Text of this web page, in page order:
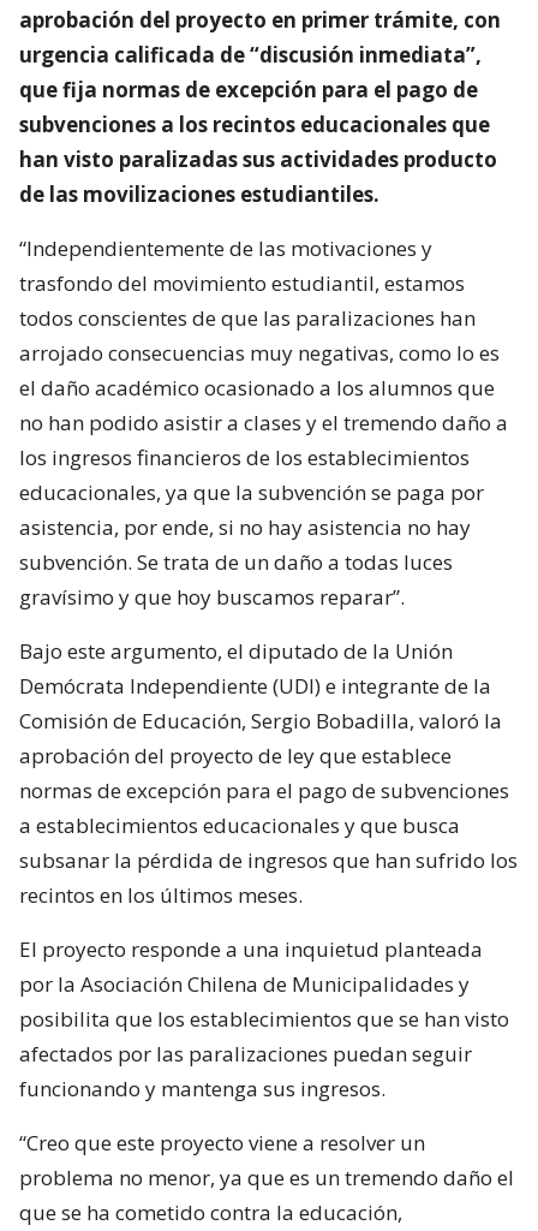
aprobación del proyecto en primer trámite, con
urgencia calificada de “discusión inmediata”,
que fija normas de excepción para el pago de
subvenciones a los recintos educacionales que
han visto paralizadas sus actividades producto
de las movilizaciones estudiantiles.
“Independientemente de las motivaciones y
trasfondo del movimiento estudiantil, estamos
todos conscientes de que las paralizaciones han
arrojado consecuencias muy negativas, como lo es
el daño académico ocasionado a los alumnos que
no han podido asistir a clases y el tremendo daño a
los ingresos financieros de los establecimientos
educacionales, ya que la subvención se paga por
asistencia, por ende, si no hay asistencia no hay
subvención. Se trata de un daño a todas luces
gravísimo y que hoy buscamos reparar”.
Bajo este argumento, el diputado de la Unión
Demócrata Independiente (UDI) e integrante de la
Comisión de Educación, Sergio Bobadilla, valoró la
aprobación del proyecto de ley que establece
normas de excepción para el pago de subvenciones
a establecimientos educacionales y que busca
subsanar la pérdida de ingresos que han sufrido los
recintos en los últimos meses.
El proyecto responde a una inquietud planteada
por la Asociación Chilena de Municipalidades y
posibilita que los establecimientos que se han visto
afectados por las paralizaciones puedan seguir
funcionando y mantenga sus ingresos.
“Creo que este proyecto viene a resolver un
problema no menor, ya que es un tremendo daño el
que se ha cometido contra la educación,